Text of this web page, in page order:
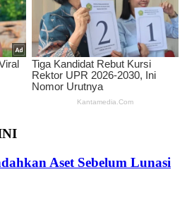
Aset Sebelum Lunasi